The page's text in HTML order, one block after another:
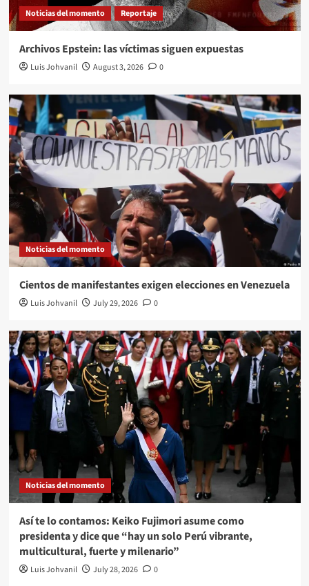
Noticias del momento Reportaje
Archivos Epstein: las víctimas siguen expuestas
Luis Johvanil August 3, 2026 0
Noticias del momento
Cientos de manifestantes exigen elecciones en Venezuela
Luis Johvanil July 29, 2026 0
Noticias del momento
Así te lo contamos: Keiko Fujimori asume como
presidenta y dice que “hay un solo Perú vibrante,
multicultural, fuerte y milenario”
Luis Johvanil July 28, 2026 0